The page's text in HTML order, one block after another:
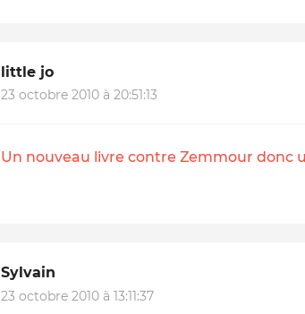
little jo
23 octobre 2010 à 20:51:13
Un nouveau livre contre Zemmour donc
Sylvain
23 octobre 2010 à 13:11:37